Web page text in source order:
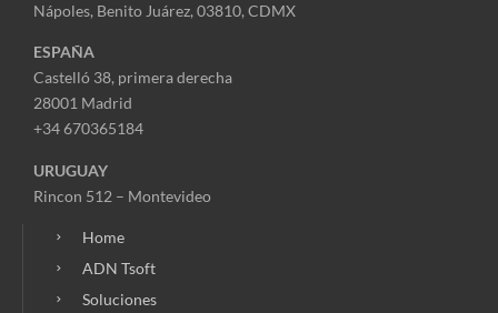
Nápoles, Benito Juárez, 03810, CDMX
ESPAÑA
Castelló 38, primera derecha
28001 Madrid
+34 670365184
URUGUAY
Rincon 512 – Montevideo
Home
ADN Tsoft
Soluciones